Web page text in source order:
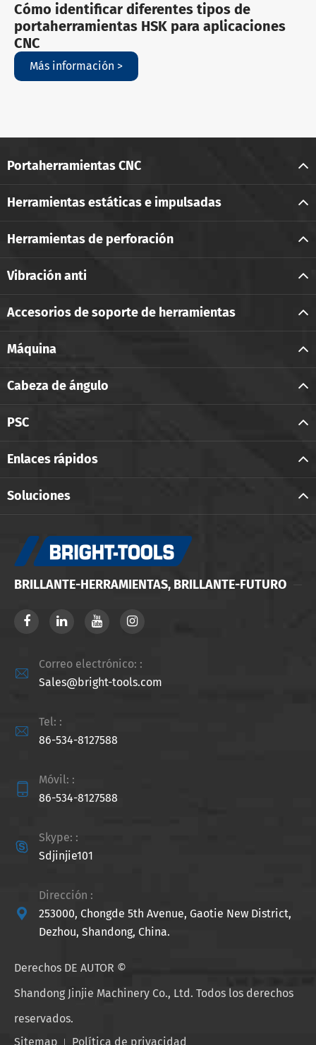
Cómo identificar diferentes tipos de
portaherramientas HSK para aplicaciones
CNC
Más información >
Portaherramientas CNC
Herramientas estáticas e impulsadas
Herramientas de perforación
Vibración anti
Accesorios de soporte de herramientas
Máquina
Cabeza de ángulo
PSC
Enlaces rápidos
Soluciones
BRILLANTE-HERRAMIENTAS, BRILLANTE-FUTURO

Correo electrónico: :
Sales@bright-tools.com

Tel: :
86-534-8127588

Móvil: :
86-534-8127588

Skype: :
Sdjinjie101

Dirección :
253000, Chongde 5th Avenue, Gaotie New District,
Dezhou, Shandong, China.
Derechos DE AUTOR ©
Shandong Jinjie Machinery Co., Ltd. Todos los derechos
reservados.
Sitemap
Política de privacidad